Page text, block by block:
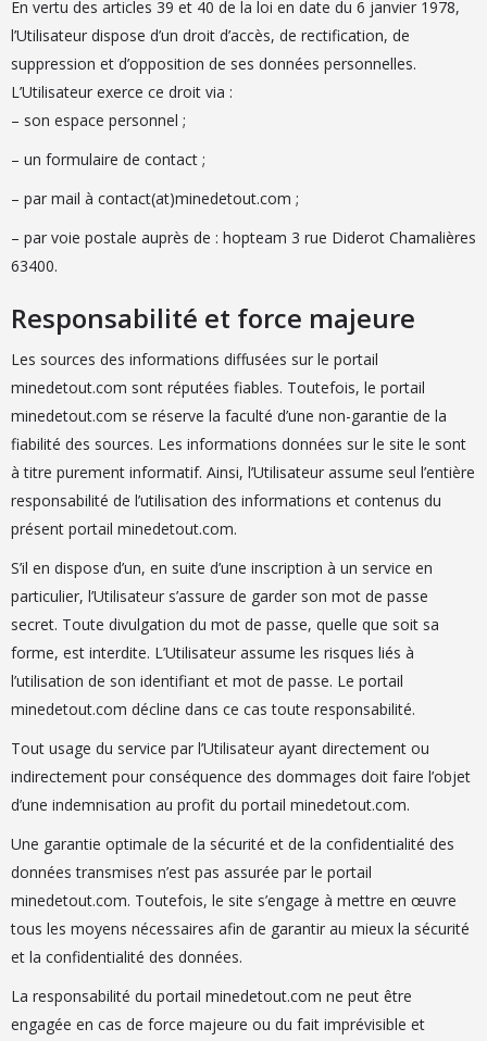
En vertu des articles 39 et 40 de la loi en date du 6 janvier 1978,
l’Utilisateur dispose d’un droit d’accès, de rectification, de
suppression et d’opposition de ses données personnelles.
L’Utilisateur exerce ce droit via :
– son espace personnel ;
– un formulaire de contact ;
– par mail à contact(at)minedetout.com ;
– par voie postale auprès de : hopteam 3 rue Diderot Chamalières
63400.
Responsabilité et force majeure
Les sources des informations diffusées sur le portail
minedetout.com sont réputées fiables. Toutefois, le portail
minedetout.com se réserve la faculté d’une non-garantie de la
fiabilité des sources. Les informations données sur le site le sont
à titre purement informatif. Ainsi, l’Utilisateur assume seul l’entière
responsabilité de l’utilisation des informations et contenus du
présent portail minedetout.com.
S’il en dispose d’un, en suite d’une inscription à un service en
particulier, l’Utilisateur s’assure de garder son mot de passe
secret. Toute divulgation du mot de passe, quelle que soit sa
forme, est interdite. L’Utilisateur assume les risques liés à
l’utilisation de son identifiant et mot de passe. Le portail
minedetout.com décline dans ce cas toute responsabilité.
Tout usage du service par l’Utilisateur ayant directement ou
indirectement pour conséquence des dommages doit faire l’objet
d’une indemnisation au profit du portail minedetout.com.
Une garantie optimale de la sécurité et de la confidentialité des
données transmises n’est pas assurée par le portail
minedetout.com. Toutefois, le site s’engage à mettre en œuvre
tous les moyens nécessaires afin de garantir au mieux la sécurité
et la confidentialité des données.
La responsabilité du portail minedetout.com ne peut être
engagée en cas de force majeure ou du fait imprévisible et